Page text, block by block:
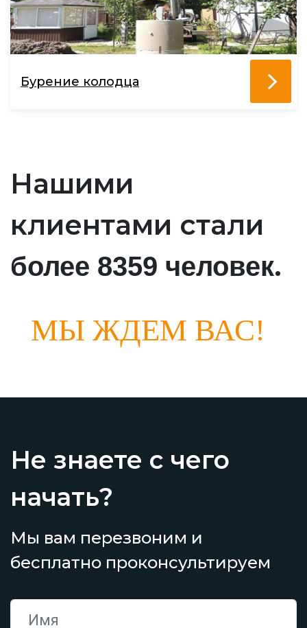
Бурение колодца
Нашими
клиентами стали
более 8359 человек.
МЫ ЖДЕМ ВАС!
Не знаете с чего
начать?
Мы вам перезвоним и
бесплатно проконсультируем